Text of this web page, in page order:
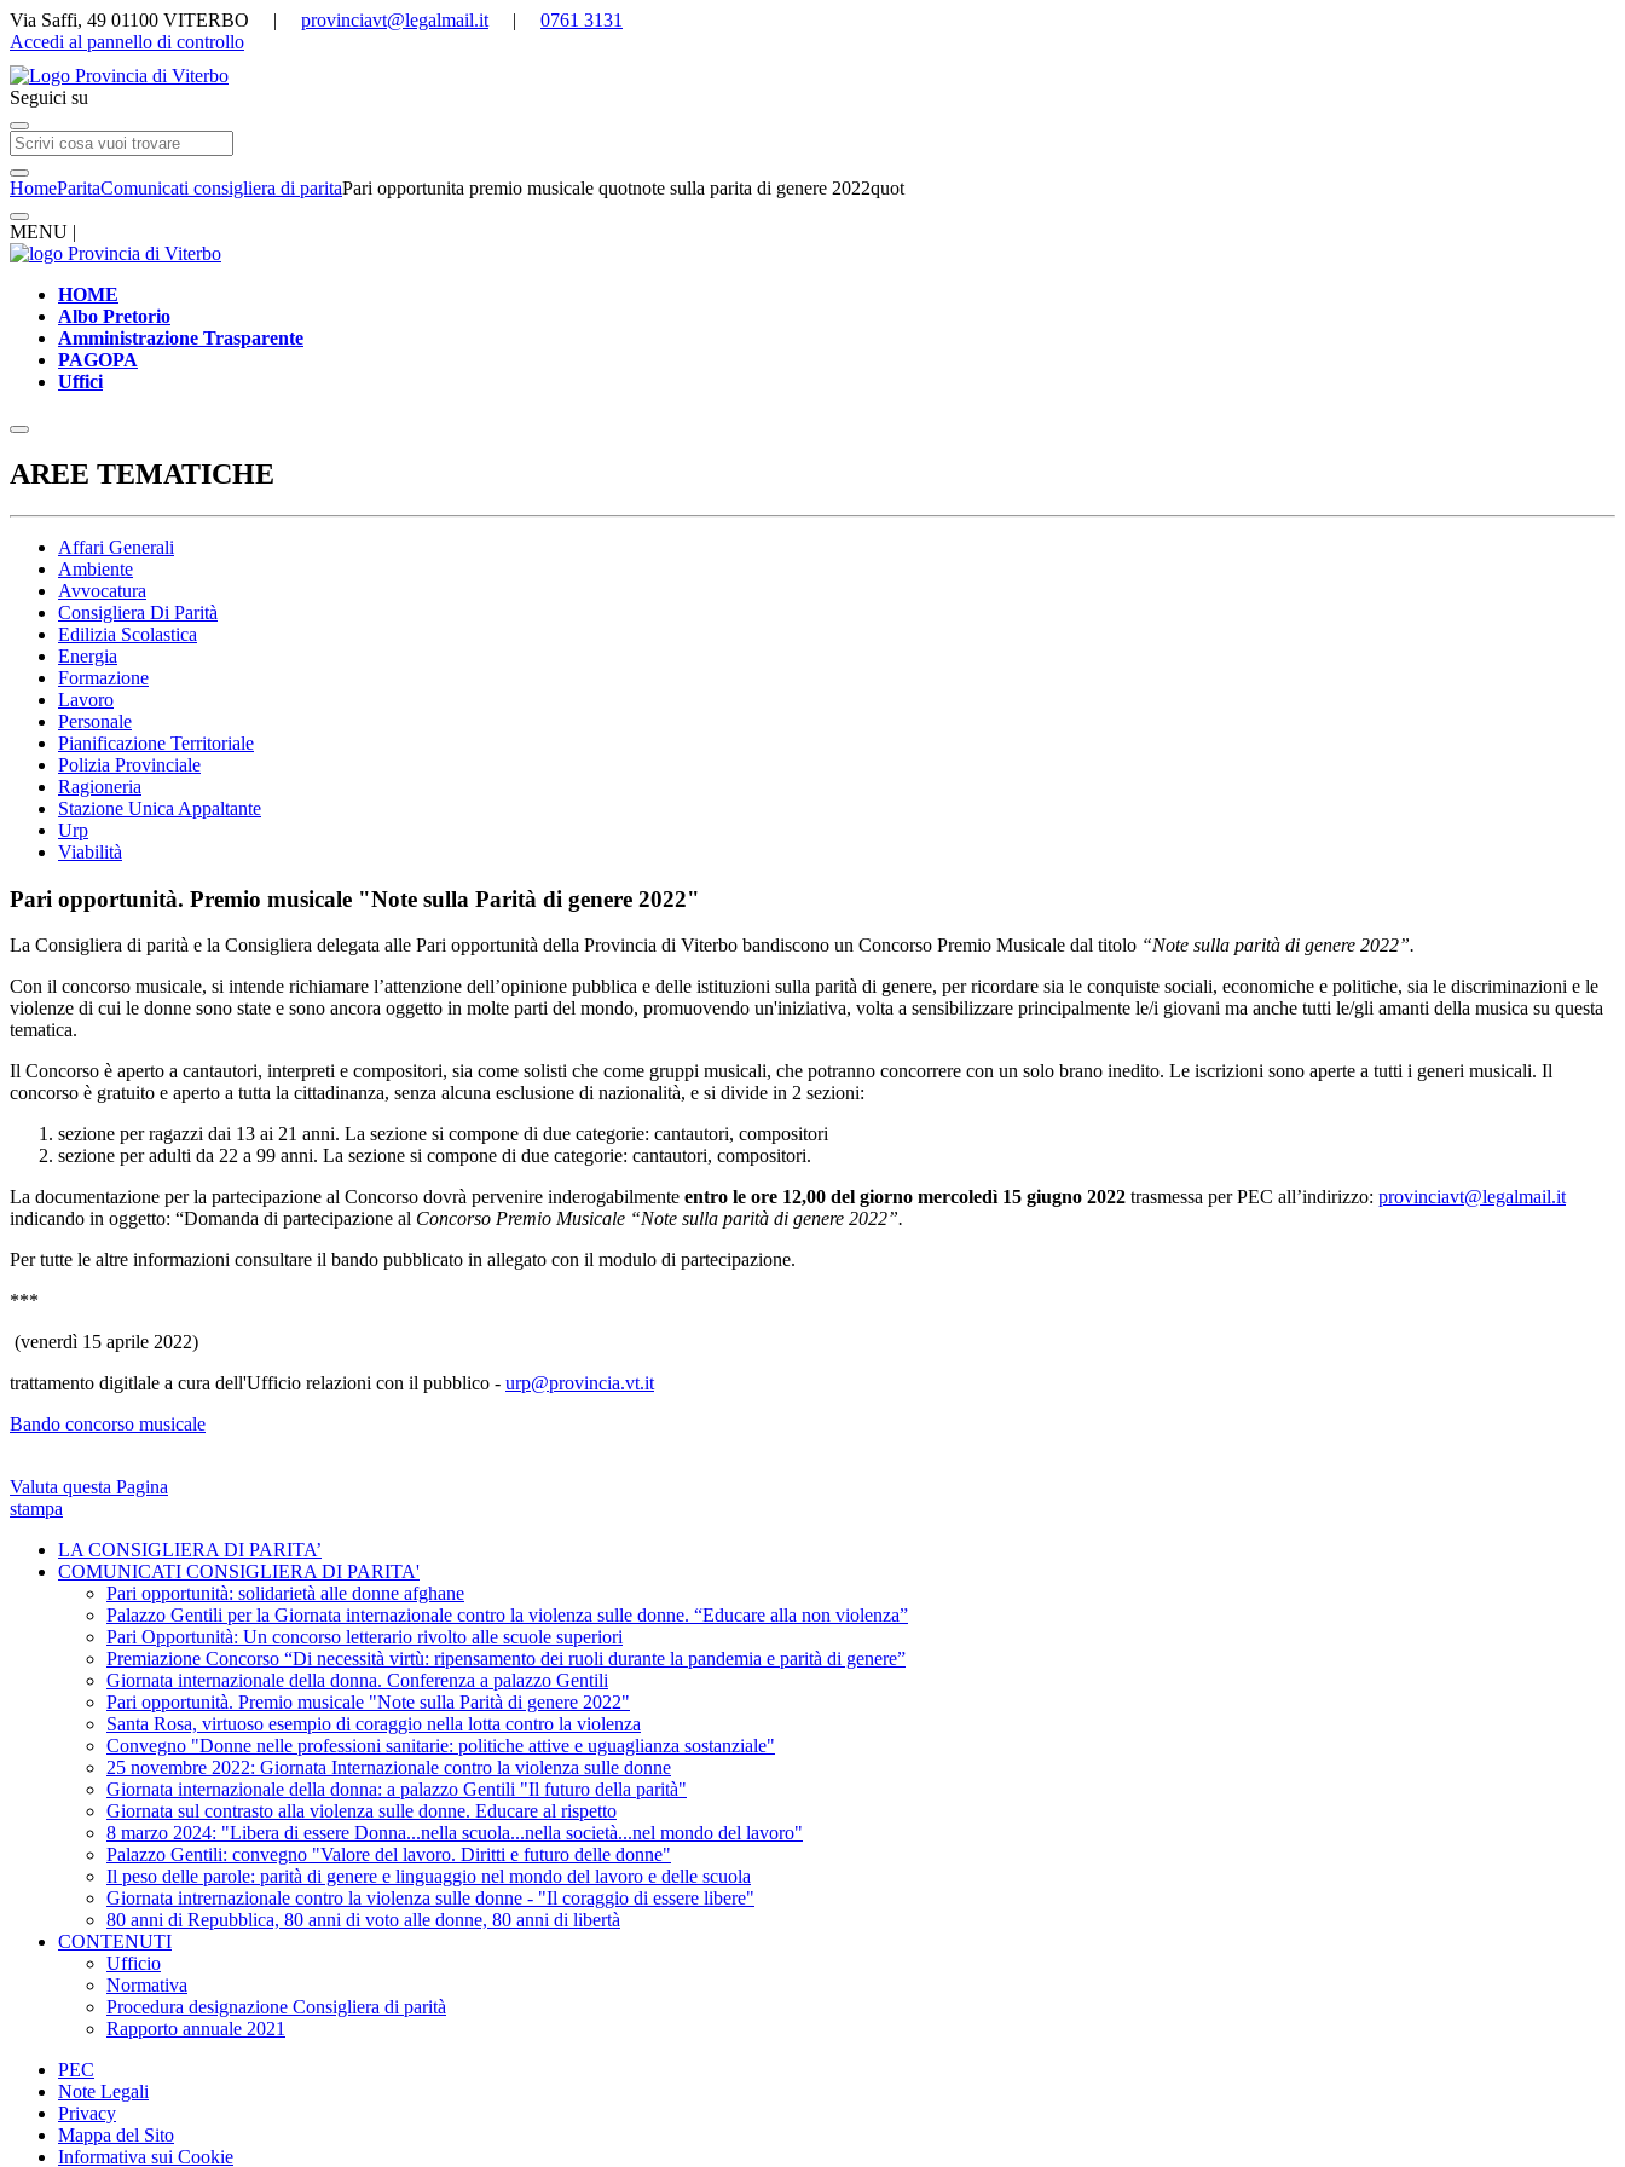
Via Saffi, 49 01100 VITERBO | provinciavt@legalmail.it | 0761 3131
Accedi al pannello di controllo
Seguici su
HomeParitaComunicati consigliera di paritaPari opportunita premio musicale quotnote sulla parita di genere 2022quot
MENU |
HOME
Albo Pretorio
Amministrazione Trasparente
PAGOPA
Uffici
AREE TEMATICHE
Affari Generali
Ambiente
Avvocatura
Consigliera Di Parità
Edilizia Scolastica
Energia
Formazione
Lavoro
Personale
Pianificazione Territoriale
Polizia Provinciale
Ragioneria
Stazione Unica Appaltante
Urp
Viabilità
Pari opportunità. Premio musicale "Note sulla Parità di genere 2022"
La Consigliera di parità e la Consigliera delegata alle Pari opportunità della Provincia di Viterbo bandiscono un Concorso Premio Musicale dal titolo “Note sulla parità di genere 2022”.
Con il concorso musicale, si intende richiamare l’attenzione dell’opinione pubblica e delle istituzioni sulla parità di genere, per ricordare sia le conquiste sociali, economiche e politiche, sia le discriminazioni e le
violenze di cui le donne sono state e sono ancora oggetto in molte parti del mondo, promuovendo un'iniziativa, volta a sensibilizzare principalmente le/i giovani ma anche tutti le/gli amanti della musica su questa
tematica.
Il Concorso è aperto a cantautori, interpreti e compositori, sia come solisti che come gruppi musicali, che potranno concorrere con un solo brano inedito. Le iscrizioni sono aperte a tutti i generi musicali. Il
concorso è gratuito e aperto a tutta la cittadinanza, senza alcuna esclusione di nazionalità, e si divide in 2 sezioni:
sezione per ragazzi dai 13 ai 21 anni. La sezione si compone di due categorie: cantautori, compositori
sezione per adulti da 22 a 99 anni. La sezione si compone di due categorie: cantautori, compositori.
La documentazione per la partecipazione al Concorso dovrà pervenire inderogabilmente entro le ore 12,00 del giorno mercoledì 15 giugno 2022 trasmessa per PEC all’indirizzo: provinciavt@legalmail.it
indicando in oggetto: “Domanda di partecipazione al Concorso Premio Musicale “Note sulla parità di genere 2022”.
Per tutte le altre informazioni consultare il bando pubblicato in allegato con il modulo di partecipazione.
***
(venerdì 15 aprile 2022)
trattamento digitlale a cura dell'Ufficio relazioni con il pubblico - urp@provincia.vt.it
Bando concorso musicale
Valuta questa Pagina
stampa
LA CONSIGLIERA DI PARITA’
COMUNICATI CONSIGLIERA DI PARITA'
Pari opportunità: solidarietà alle donne afghane
Palazzo Gentili per la Giornata internazionale contro la violenza sulle donne. “Educare alla non violenza”
Pari Opportunità: Un concorso letterario rivolto alle scuole superiori
Premiazione Concorso “Di necessità virtù: ripensamento dei ruoli durante la pandemia e parità di genere”
Giornata internazionale della donna. Conferenza a palazzo Gentili
Pari opportunità. Premio musicale "Note sulla Parità di genere 2022"
Santa Rosa, virtuoso esempio di coraggio nella lotta contro la violenza
Convegno "Donne nelle professioni sanitarie: politiche attive e uguaglianza sostanziale"
25 novembre 2022: Giornata Internazionale contro la violenza sulle donne
Giornata internazionale della donna: a palazzo Gentili "Il futuro della parità"
Giornata sul contrasto alla violenza sulle donne. Educare al rispetto
8 marzo 2024: "Libera di essere Donna...nella scuola...nella società...nel mondo del lavoro"
Palazzo Gentili: convegno "Valore del lavoro. Diritti e futuro delle donne"
Il peso delle parole: parità di genere e linguaggio nel mondo del lavoro e delle scuola
Giornata intrernazionale contro la violenza sulle donne - "Il coraggio di essere libere"
80 anni di Repubblica, 80 anni di voto alle donne, 80 anni di libertà
CONTENUTI
Ufficio
Normativa
Procedura designazione Consigliera di parità
Rapporto annuale 2021
PEC
Note Legali
Privacy
Mappa del Sito
Informativa sui Cookie